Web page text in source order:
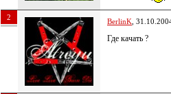
2 BerlinK ,
Где качать ?